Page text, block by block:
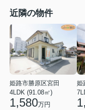
近隣の物件
姫路市勝原区宮田
4LDK (91.08㎡)
1,580万円
姫